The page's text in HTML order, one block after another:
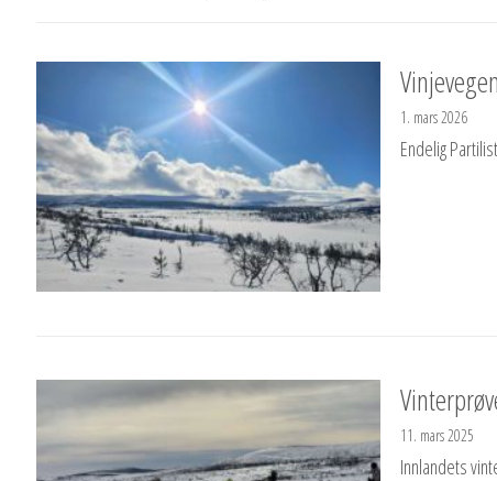
1. mars 2026
Endelig
11. mars 2025
Innlandets